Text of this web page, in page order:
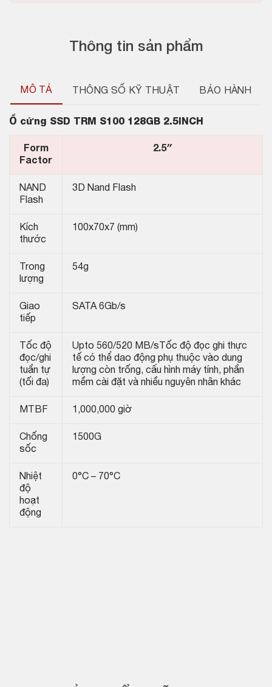
Thông tin sản phẩm
MÔ TẢ THÔNG SỐ KỸ THUẬT BẢO HÀNH
Ổ cứng SSD TRM S100 128GB 2.5INCH
Form
Factor
2.5″
NAND
Flash
3D Nand Flash
Kích
thước
100x70x7 (mm)
Trong
lượng
54g
Giao
tiếp
SATA 6Gb/s
Tốc độ
đọc/ghi
tuần tự
(tối đa)
Upto 560/520 MB/s Tốc độ đọc ghi thực
tế có thể dao động phụ thuộc vào dung
lượng còn trống, cấu hình máy tính, phần
mềm cài đặt và nhiều nguyên nhân khác
MTBF 1,000,000 giờ
Chống
sốc
1500G
Nhiệt
độ
hoạt
động
0°C – 70°C